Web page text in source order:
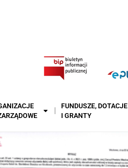
FUNDUSZE, DOTACJE
I GRANTY